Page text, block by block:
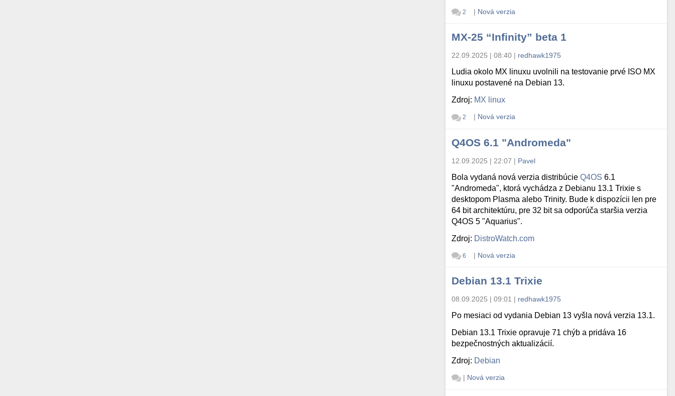
2 | Nová verzia
MX-25 “Infinity” beta 1
22.09.2025 | 08:40 | redhawk1975
Ludia okolo MX linuxu uvolnili na testovanie prvé ISO MX
linuxu postavené na Debian 13.
Zdroj: MX linux
2 | Nová verzia
Q4OS 6.1 "Andromeda"
12.09.2025 | 22:07 | Pavel
Bola vydaná nová verzia distribúcieQ4OS 6.1
"Andromeda", ktorá vychádza z Debianu 13.1 Trixie s
desktopom Plasma alebo Trinity. Bude k dispozícii len pre
64 bit architektúru, pre 32 bit sa odporúča staršia verzia
Q4OS 5 "Aquarius".
Zdroj: DistroWatch.com
6 | Nová verzia
Debian 13.1 Trixie
08.09.2025 | 09:01 | redhawk1975
Po mesiaci od vydania Debian 13 vyšla nová verzia 13.1.
Debian 13.1 Trixie opravuje 71 chýb a pridáva 16
bezpečnostných aktualizácií.
Zdroj: Debian
| Nová verzia